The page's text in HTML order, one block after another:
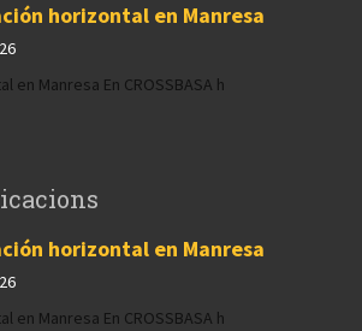
horizontal en Manresa
en Manresa En CROSSBASA h
horizontal en Manresa
en Manresa En CROSSBASA h